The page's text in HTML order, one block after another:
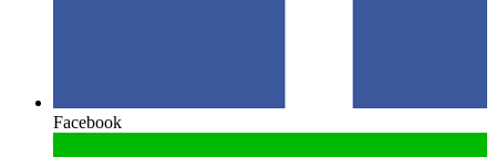
Facebook